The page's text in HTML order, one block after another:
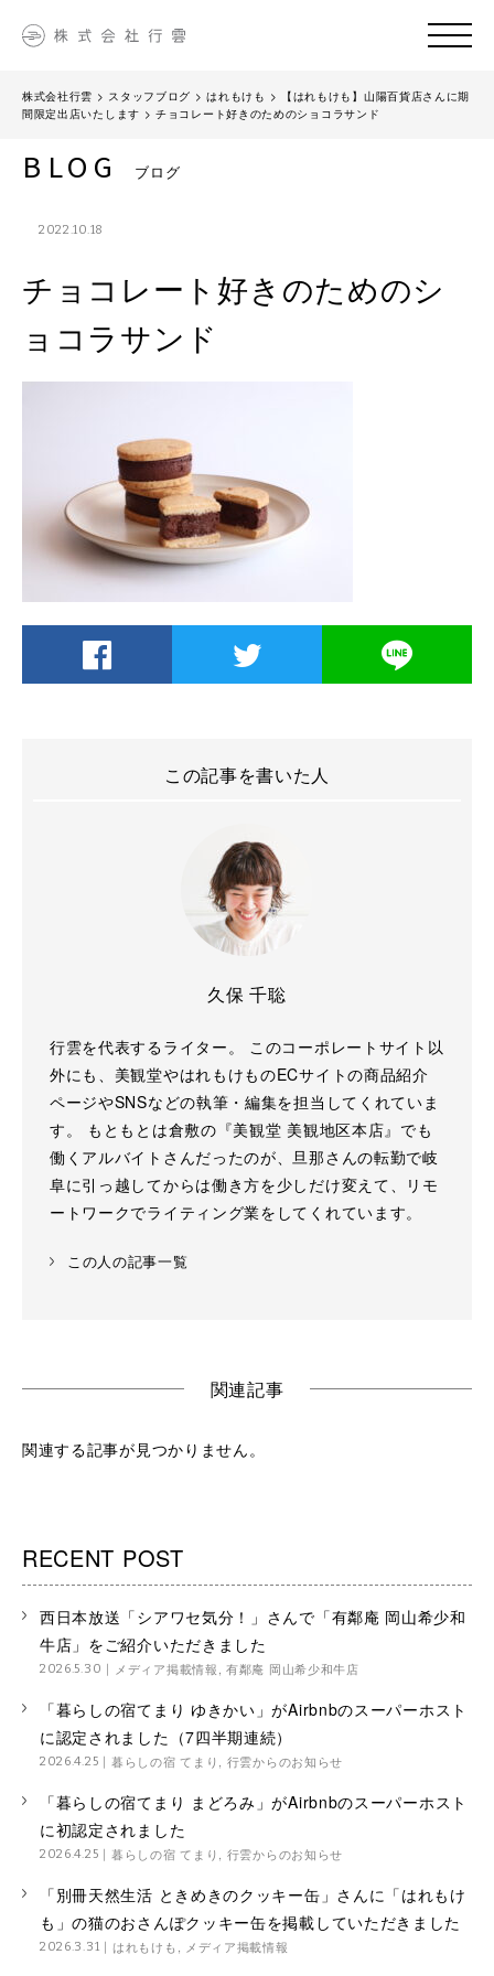
株式会社行雲 > スタッフブログ >はれもけも >
【はれもけも】山陽百貨店さんに期
間限定出店いたします >チョコレート好きのためのショコラサンド
BLOG ブログ
2022.10.18
チョコレート好きのためのシ
ョコラサンド
この記事を書いた人
久保 千聡
行雲を代表するライター。 このコーポレートサイト以
外にも、美観堂やはれもけものECサイトの商品紹介
ページやSNSなどの執筆・編集を担当してくれていま
す。 もともとは倉敷の『美観堂 美観地区本店』でも
働くアルバイトさんだったのが、旦那さんの転勤で岐
阜に引っ越してからは働き方を少しだけ変えて、リモ
ートワークでライティング業をしてくれています。
この人の記事一覧
関連記事
関連する記事が見つかりません。
RECENT POST
西日本放送「シアワセ気分！」さんで「有鄰庵 岡山希少和
牛店」をご紹介いただきました
2026.5.30 メディア掲載情報,有鄰庵 岡山希少和牛店
「暮らしの宿てまり ゆきかい」がAirbnbのスーパーホスト
に認定されました（7四半期連続）
2026.4.25 暮らしの宿 てまり , 行雲からのお知らせ
「暮らしの宿てまり まどろみ」がAirbnbのスーパーホスト
に初認定されました
2026.4.25 暮らしの宿 てまり , 行雲からのお知らせ
「別冊天然生活 ときめきのクッキー缶」さんに「はれもけ
も」の猫のおさんぽクッキー缶を掲載していただきました
2026.3.31 はれもけも , メディア掲載情報